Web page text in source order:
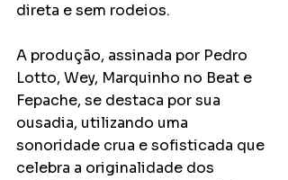
direta e sem rodeios.
A produção, assinada por Pedro
Lotto, Wey, Marquinho no Beat e
Fepache, se destaca por sua
ousadia, utilizando uma
sonoridade crua e sofisticada que
celebra a originalidade dos